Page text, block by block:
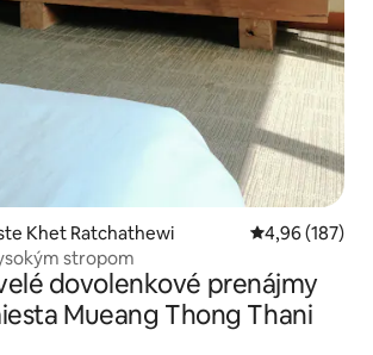
Khet Ratchathewi Priemerné
4,96 (187)
stropom
dovolenkové prenájmy
Mueang Thong Thani